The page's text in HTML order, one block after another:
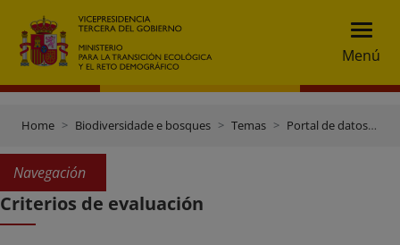
Menú
Home Biodiversidade e bosques Temas Portal de datos e inventarios
Navegación
Criterios de evaluación